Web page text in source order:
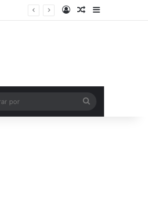
EntrarArtigo aleatório
Barra Lateral
por